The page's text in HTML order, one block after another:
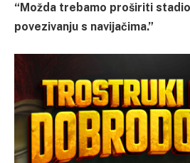
“Možda trebamo proširiti
povezivanju s navijačima.”